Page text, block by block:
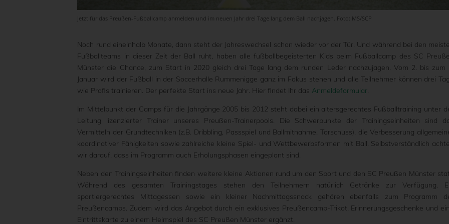
Jetzt für das Preußen-Fußballcamp anmelden und im neuen Jahr drei Tage lang dem Ball nachjagen. Foto: MS/SCP
Noch rund eineinhalb Monate, dann steht der Jahreswechsel schon wieder vor der Tür. Und während bei den
Fußballteams in dieser Zeit der Ball ruht, haben alle fußballbegeisterten Kids beim Fußballcamp des SC
Münster die Chance, zum Start in 2020 gleich drei Tage lang dem runden Leder nachzujagen. Vom 2. bis zum
Januar wird der Fußball in der Soccerhalle Rummenigge ganz im Fokus stehen und alle Teilnehmer können drei
wie Profis trainieren. Der perfekte Start ins neue Jahr. Hier findet Ihr das Anmeldeformular.
Im Mittelpunkt der Camps für die Jahrgänge 2005 bis 2012 steht dabei ein altersgerechtes Fußballtraining unter
Leitung lizenzierter Trainer unseres Preußen-Trainerpools. Die Schwerpunkte der Trainingseinheiten sind
Vermitteln der Grundtechniken (z.B. Dribbling, Passspiel und Ballmitnahme, Torschuss), die Verbesserung
koordinativer Fähigkeiten sowie zahlreiche kleine Spiel- und Wettbewerbsformen mit Ball. Selbstverständlich
wir darauf, dass im Programm auch Erholungsphasen eingeplant sind.
Neben den Trainingseinheiten finden weitere kleine Aktionen rund um den Sport und den SC Preußen Münster
Während des gesamten Trainingstages stehen den Teilnehmern natürlich Getränke zur Verfügung.
sportlergerechtes Mittagessen sowie ein kleiner Nachmittagssnack gehören ebenfalls zum Programm
Preußencamps. Zudem wird das Angebot durch ein exklusives Preußencamp-Trikot, Erinnerungsgeschenke und
Eintrittskarte zu einem Heimspiel des SC Preußen Münster ergänzt.